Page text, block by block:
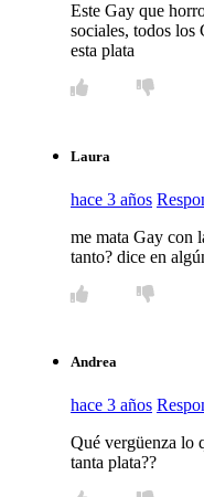
Este Gay que
sociales, todos los
esta plata
Laura
hace 3 años
me mata Gay con
tanto? dice en
Andrea
hace 3 años
Qué vergüenza lo
tanta plata??